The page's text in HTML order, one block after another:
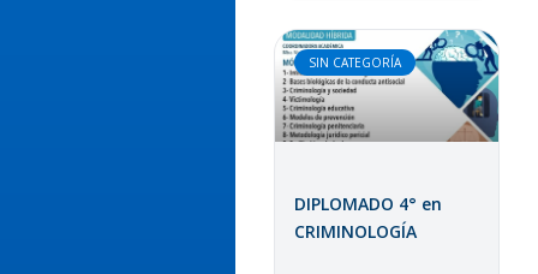
SIN CATEGORÍA
DIPLOMADO 4° en
CRIMINOLOGÍA